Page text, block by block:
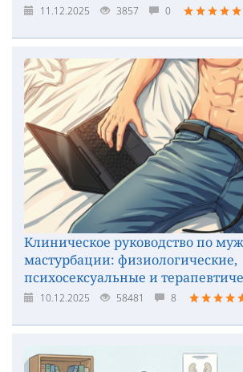
11.12.2025 3857 0
Клиническое руководство по
мастурбации: физиологические,
психосексуальные и
10.12.2025 58481 8